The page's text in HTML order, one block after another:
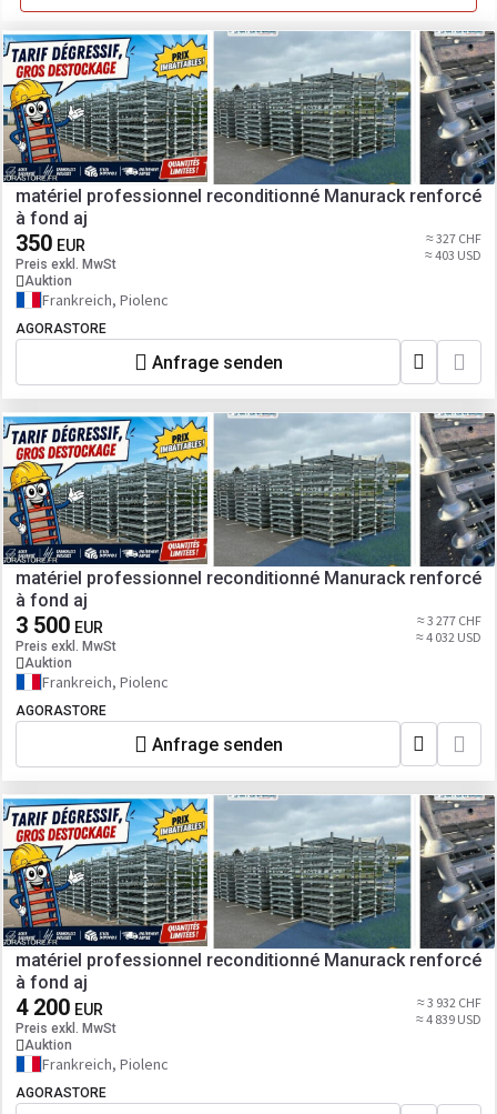
matériel professionnel reconditionné Manurack renforcé
à fond aj
350 EUR
Preis exkl. MwSt
Auktion
≈ 327 CHF
≈ 403 USD
Frankreich, Piolenc
AGORASTORE
Anfrage senden
matériel professionnel reconditionné Manurack renforcé
à fond aj
3 500 EUR
Preis exkl. MwSt
Auktion
≈ 3 277 CHF
≈ 4 032 USD
Frankreich, Piolenc
AGORASTORE
Anfrage senden
matériel professionnel reconditionné Manurack renforcé
à fond aj
4 200 EUR
Preis exkl. MwSt
Auktion
≈ 3 932 CHF
≈ 4 839 USD
Frankreich, Piolenc
AGORASTORE